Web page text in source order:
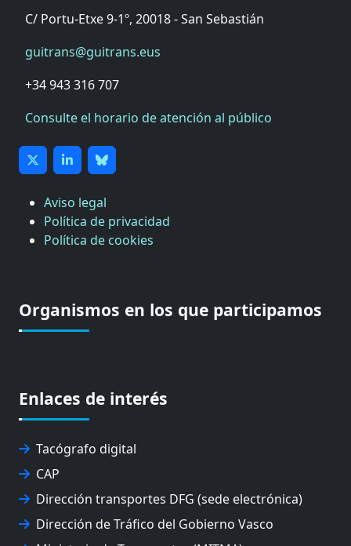
C/ Portu-Etxe 9-1º, 20018 - San Sebastián
guitrans@guitrans.eus
+34 943 316 707
Consulte el horario de atención al público
Aviso legal
Política de privacidad
Política de cookies
Organismos en los que participamos
Enlaces de interés
Tacógrafo digital
CAP
Dirección transportes DFG (sede electrónica)
Dirección de Tráfico del Gobierno Vasco